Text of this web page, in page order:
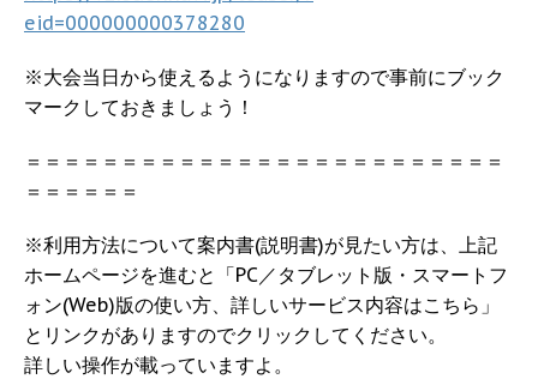
eid=000000000378280
※大会当日から使えるようになりますので事前にブック
マークしておきましょう！
＝＝＝＝＝＝＝＝＝＝＝＝＝＝＝＝＝＝＝＝＝＝＝＝＝
＝＝＝＝＝＝
※利用方法について案内書(説明書)が見たい方は、上記
ホームページを進むと「PC／タブレット版・スマートフ
ォン(Web)版の使い方、詳しいサービス内容はこちら」
とリンクがありますのでクリックしてください。
詳しい操作が載っていますよ。